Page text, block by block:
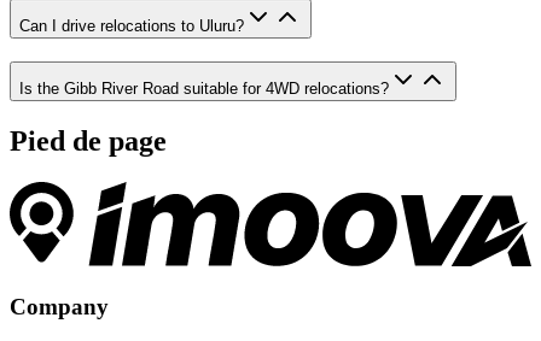
Can I drive relocations to Uluru?
Is the Gibb River Road suitable for 4WD relocations?
Pied de page
Company